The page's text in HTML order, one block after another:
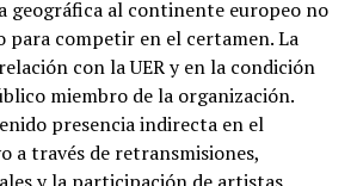
geográfica al continente europeo no
para competir en el certamen. La
con la UER y en la condición
miembro de la organización.
presencia indirecta en el
a través de retransmisiones,